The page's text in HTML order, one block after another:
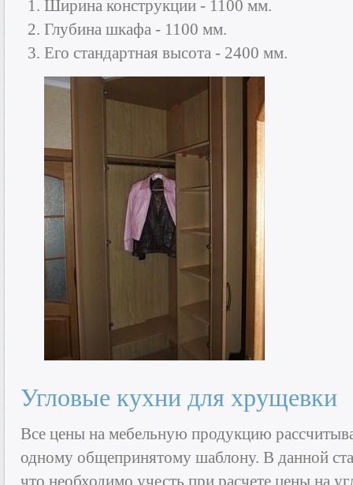
Ширина конструкции - 1100 мм.
Глубина шкафа - 1100 мм.
Его стандартная высота - 2400 мм.
Угловые кухни для хрущевки
Все цены на мебельную продукцию
одному общепринятому шаблону. В данной
что необходимо учесть при расчете цены на